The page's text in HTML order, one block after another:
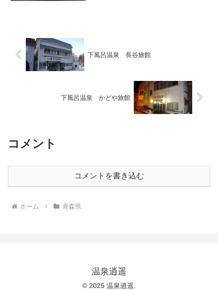
下風呂温泉 長谷旅館
下風呂温泉 かどや旅館
コメント
コメントを書き込む
ホーム 青森県
温泉逍遥
© 2025 温泉逍遥.